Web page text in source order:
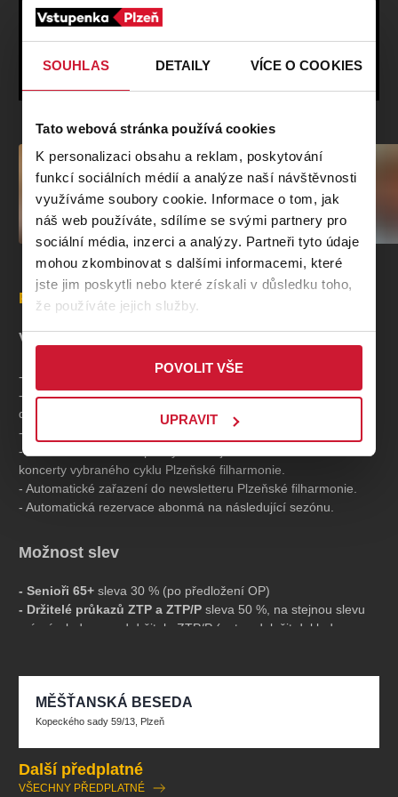
SOUHLAS DETAILY VÍCE O COOKIES
Tato webová stránka používá cookies
K personalizaci obsahu a reklam, poskytování
funkcí sociálních médií a analýze naší návštěvnosti
využíváme soubory cookie. Informace o tom, jak
náš web používáte, sdílíme se svými partnery pro
sociální média, inzerci a analýzy. Partneři tyto údaje
mohou zkombinovat s dalšími informacemi, které
jste jim poskytli nebo které získali v důsledku toho,
že používáte jejich služby.
POVOLIT VŠE
UPRAVIT
MĚŠŤANSKÁ BESEDA
Plzeň
830 - 870 Kč
POUZE V RÁMCI PŘEDPLATNÉHO
Popis
Výhody abonentní vstupenky
- Stejné sedadlo v sále na všechny koncerty vybraného cyklu.
- Sleva 50% na akce konané v rámci festivalu Smetanovské
dny.
- Na vyžádání vám zašleme poštou brožuru nové sezony.
- Cena abonentní vstupenky zahrnuje slevu 25–40 % na
koncerty vybraného cyklu Plzeňské filharmonie.
- Automatické zařazení do newsletteru Plzeňské filharmonie.
- Automatická rezervace abonmá na následující sezónu.
Možnost slev
- Senioři 65+ sleva 30 % (po předložení OP)
- Držitelé průkazů ZTP a ZTP/P sleva 50 %, na stejnou slevu
má nárok doprovod držitele ZTP/P (nutno doložit doklad
- Děti do 14 let sleva 50 % (po předložení žákovského
průkazu)
Při zakoupení více abonentních řad současně platí následující
slevy:
MĚŠŤANSKÁ BESEDA
Kopeckého sady 59/13, Plzeň
Další předplatné
VŠECHNY PŘEDPLATNÉ